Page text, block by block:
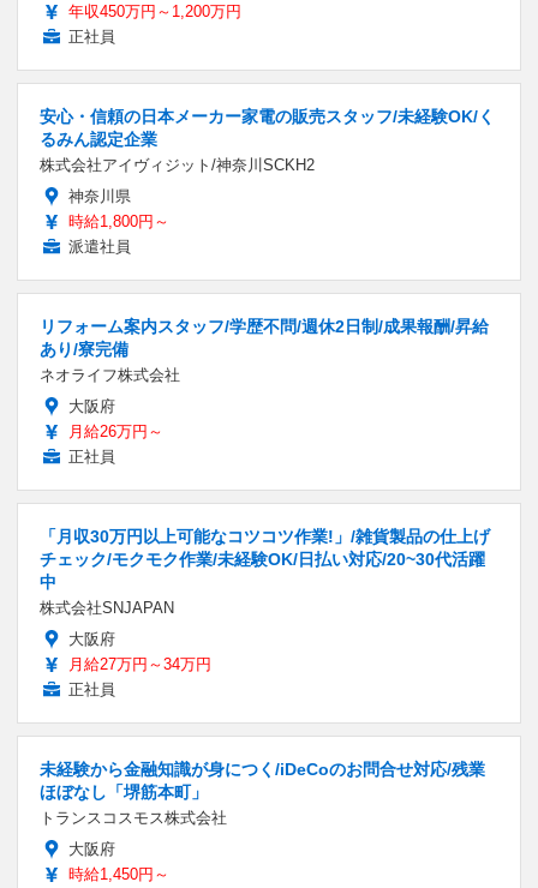
年収450万円～1,200万円
正社員
安心・信頼の日本メーカー家電の販売スタッフ/未経験OK/く
るみん認定企業
株式会社アイヴィジット/神奈川SCKH2
神奈川県
時給1,800円～
派遣社員
リフォーム案内スタッフ/学歴不問/週休2日制/成果報酬/昇給
あり/寮完備
ネオライフ株式会社
大阪府
月給26万円～
正社員
「月収30万円以上可能なコツコツ作業!」/雑貨製品の仕上げ
チェック/モクモク作業/未経験OK/日払い対応/20~30代活躍
中
株式会社SNJAPAN
大阪府
月給27万円～34万円
正社員
未経験から金融知識が身につく/iDeCoのお問合せ対応/残業
ほぼなし「堺筋本町」
トランスコスモス株式会社
大阪府
時給1,450円～